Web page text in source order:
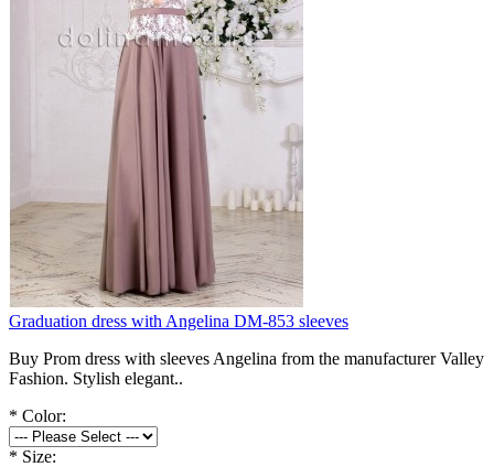
Graduation dress with Angelina DM-853 sleeves
Buy Prom dress with sleeves Angelina from the manufacturer Valley
Fashion. Stylish elegant..
* Color:
* Size: